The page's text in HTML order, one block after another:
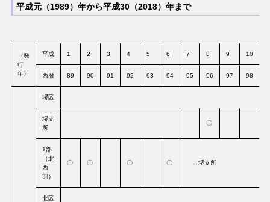
平成元（1989）年から平成30（2018）年まで
〈発
行
年〉
平成 1 2 3 4 5 6 7 8 9 10
西暦 89 90 91 92 93 94 95 96 97 98
堺区
堺支
所
〇
1部
（北
西
部）
〇 〇 〇 〇 →堺支所
北区